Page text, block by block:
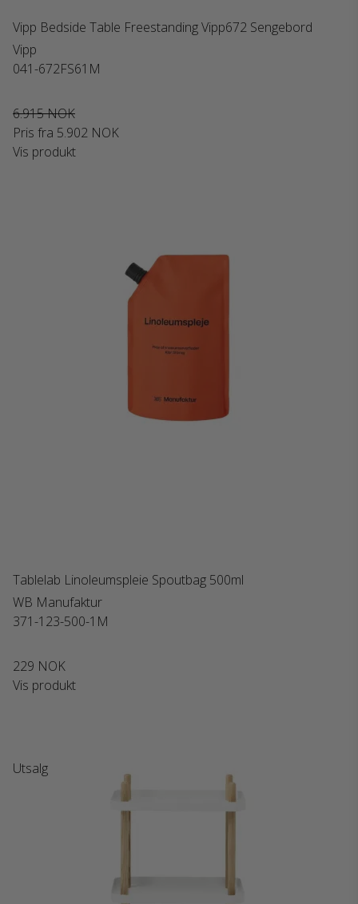
Vipp Bedside Table Freestanding Vipp672 Sengebord
Vipp
041-672FS61M
6.915 NOK
Pris fra 5.902 NOK
Vis produkt
Tablelab Linoleumspleie Spoutbag 500ml
WB Manufaktur
371-123-500-1M
229 NOK
Vis produkt
Utsalg